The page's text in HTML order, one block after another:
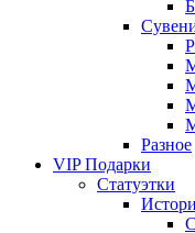
Разное
VIP Подарки
Статуэтки